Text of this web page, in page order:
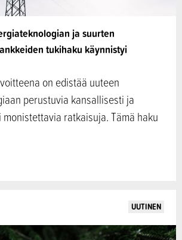
ja suurten
tukihaku käynnistyi
on edistää uuteen
perustuvia kansallisesti ja
ratkaisuja. Tämä haku
UUTINEN